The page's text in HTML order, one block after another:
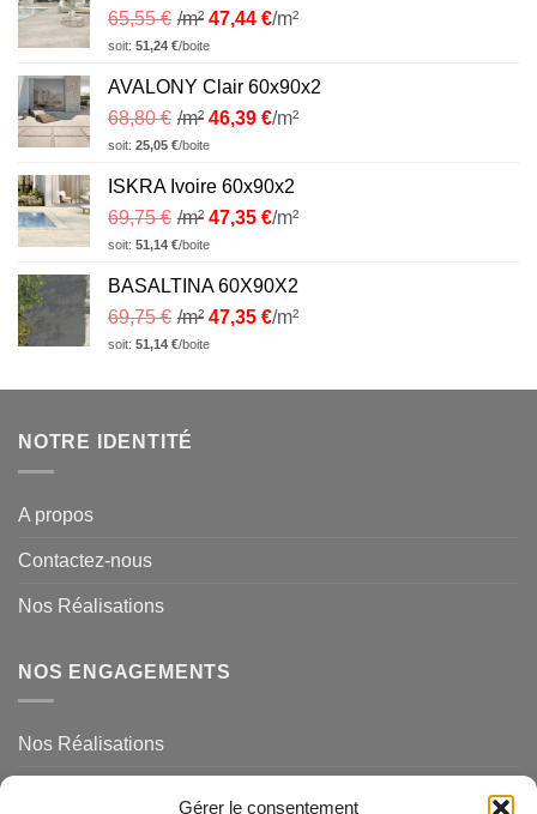
Gérer le consentement
65,55€ /m² 47,44 €/m²
soit: 51,24 €/boite
AVALONY Clair 60x90x2
68,80€ /m² 46,39 €/m²
soit: 25,05 €/boite
ISKRA Ivoire 60x90x2
69,75€ /m² 47,35 €/m²
soit: 51,14 €/boite
BASALTINA 60X90X2
69,75€ /m² 47,35 €/m²
soit: 51,14 €/boite
NOTRE IDENTITÉ
A propos
Contactez-nous
Nos Réalisations
NOS ENGAGEMENTS
Nos Réalisations